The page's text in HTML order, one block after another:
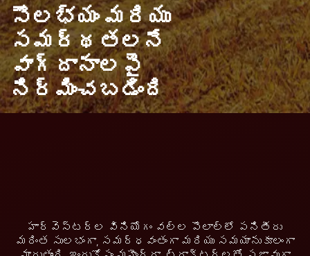
సౌలభ్యం మరియు
సమర్థతలనే
వాగ్దానాలపై
నిర్మించబడింది
హార్వెస్టర్ల వినియోగం వల్ల పొలాల్లో పనితీరు
మరింత సులభంగా, సమర్ధవంతంగా మరియు సమయానుకూలంగా